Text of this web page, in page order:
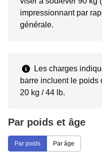
impressionnant par
générale.
Les charges
barre incluent le poids
20 kg / 44 lb.
Par poids et âge
Par poids Par âge